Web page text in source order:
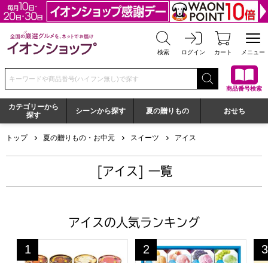
全国の厳選グルメを、ネットでお届け イオンショップ
検索 ログイン カート メニュー
検索キーワードまたは商品番号を入力してください
商品番号検索
カテゴリーから
探す
シーンから探す 夏の贈りもの おせち
トップ 夏の贈りもの・お中元 スイーツ アイス
[アイス] 一覧
アイスの人気ランキング
ゴディバ アイスコレクション10個入【夏の贈りもの・お
1
位
堂島ジョワイユ 凍らせて食
2
位 3
位